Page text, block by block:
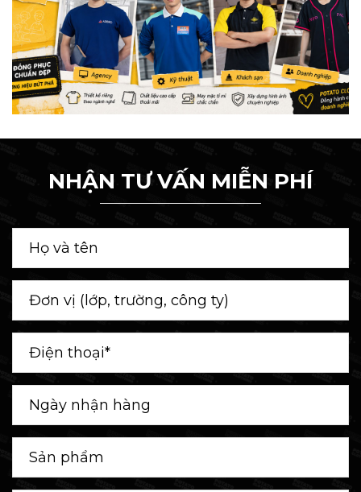
NHẬN TƯ VẤN MIỄN PHÍ